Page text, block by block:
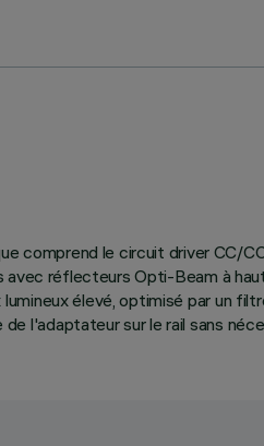
comprend le circuit driver CC/
avec réflecteurs Opti-Beam à
élevé, optimisé par un
l'adaptateur sur le rail sans